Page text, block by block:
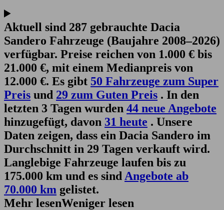
Aktuell sind 287 gebrauchte Dacia
Sandero Fahrzeuge (Baujahre 2008–2026)
verfügbar. Preise reichen von 1.000 € bis
21.000 €, mit einem Medianpreis von
12.000 €. Es gibt 50 Fahrzeuge zum Super
Preis und 29 zum Guten Preis . In den
letzten 3 Tagen wurden 44 neue Angebote
hinzugefügt, davon 31 heute . Unsere
Daten zeigen, dass ein Dacia Sandero im
Durchschnitt in 29 Tagen verkauft wird.
Langlebige Fahrzeuge laufen bis zu
175.000 km und es sind Angebote ab
70.000 km gelistet.
Mehr lesenWeniger lesen